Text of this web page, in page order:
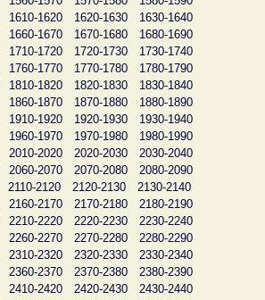
1610-1620 1620-1630
1630-1640
1660-1670 1670-1680
1680-1690
1710-1720 1720-1730
1730-1740
1760-1770 1770-1780
1780-1790
1810-1820 1820-1830
1830-1840
1860-1870 1870-1880
1880-1890
1910-1920 1920-1930
1930-1940
1960-1970 1970-1980
1980-1990
2010-2020 2020-2030
2030-2040
2060-2070 2070-2080
2080-2090
2110-2120 2120-2130
2130-2140
2160-2170 2170-2180
2180-2190
2210-2220 2220-2230
2230-2240
2260-2270 2270-2280
2280-2290
2310-2320 2320-2330
2330-2340
2360-2370 2370-2380
2380-2390
2410-2420 2420-2430
2430-2440